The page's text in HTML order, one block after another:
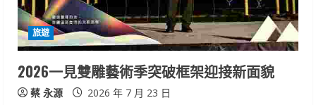
旅遊
2026一見雙雕藝術季突破框架迎接新面貌
蔡 永源 2026 年 7 月 23 日